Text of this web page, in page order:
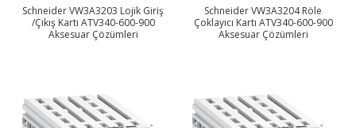
Schneider VW3A3203 Lojik Giriş
/Çıkış Kartı ATV340-600-900
Aksesuar Çözümleri
Schneider VW3A3204 Röle
Çoklayıcı Kartı ATV340-600-900
Aksesuar Çözümleri